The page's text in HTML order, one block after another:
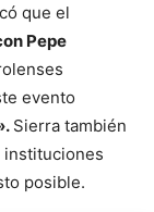
que el
Pepe
evento
Sierra también
instituciones
posible.